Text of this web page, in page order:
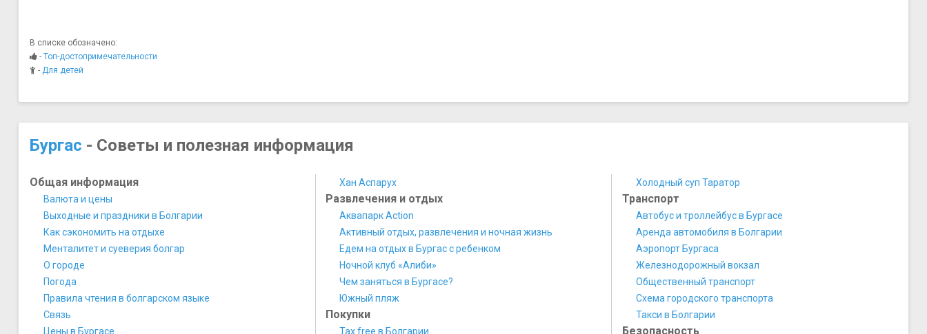
В списке обозначено:
- Топ-достопримечательности
- Для детей
Бургас - Советы и полезная информация
Общая информация
Валюта и цены
Выходные и праздники в Болгарии
Как сэкономить на отдыхе
Менталитет и суеверия болгар
О городе
Погода
Правила чтения в болгарском языке
Связь
Цены в Бургасе
Хан Аспарух
Развлечения и отдых
Аквапарк Action
Активный отдых, развлечения и ночная жизнь
Едем на отдых в Бургас с ребенком
Ночной клуб «Алиби»
Чем заняться в Бургасе?
Южный пляж
Покупки
Tax free в Болгарии
Холодный суп Таратор
Транспорт
Автобус и троллейбус в Бургасе
Аренда автомобиля в Болгарии
Аэропорт Бургаса
Железнодорожный вокзал
Общественный транспорт
Схема городского транспорта
Такси в Болгарии
Безопасность